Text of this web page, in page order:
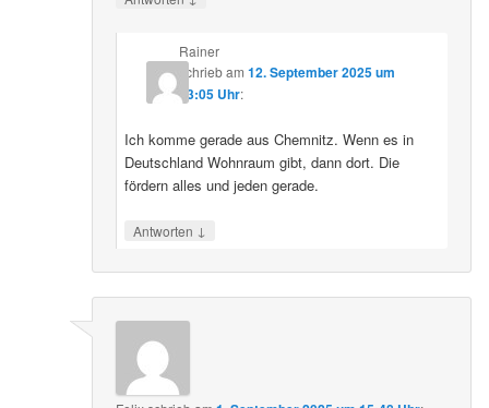
Rainer
schriebam 12. September 2025 um
23:05 Uhr:
Ich komme gerade aus Chemnitz. Wenn es in
Deutschland Wohnraum gibt, dann dort. Die
fördern alles und jeden gerade.
Antworten ↓